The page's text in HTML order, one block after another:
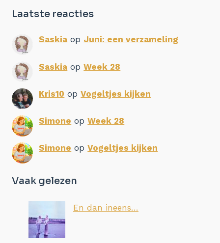
Laatste reacties
Saskia op Juni: een verzameling
Saskia opWeek 28
Kris10 opVogeltjes kijken
Simone opWeek 28
Simone opVogeltjes kijken
Vaak gelezen
En dan ineens…